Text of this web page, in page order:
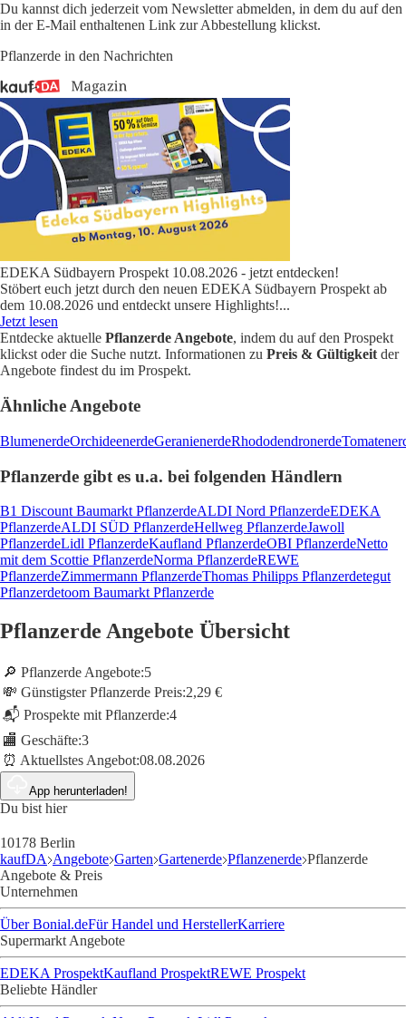
Du kannst dich jederzeit vom Newsletter abmelden, in dem du auf den
in der E-Mail enthaltenen Link zur Abbestellung klickst.
Pflanzerde in den Nachrichten
EDEKA Südbayern Prospekt 10.08.2026 - jetzt entdecken!
Stöbert euch jetzt durch den neuen EDEKA Südbayern Prospekt ab
dem 10.08.2026 und entdeckt unsere Highlights!...
Jetzt lesen
Entdecke aktuelle Pflanzerde Angebote, indem du auf den Prospekt
klickst oder die Suche nutzt. Informationen zu Preis & Gültigkeit der
Angebote findest du im Prospekt.
Ähnliche Angebote
BlumenerdeOrchideenerdeGeranienerdeRhododendronerde
Pflanzerde gibt es u.a. bei folgenden Händlern
B1 Discount Baumarkt PflanzerdeALDI Nord PflanzerdeEDEKA
PflanzerdeALDI SÜD PflanzerdeHellweg PflanzerdeJawoll
PflanzerdeLidl PflanzerdeKaufland PflanzerdeOBI PflanzerdeNetto
mit dem Scottie PflanzerdeNorma PflanzerdeREWE
PflanzerdeZimmermann PflanzerdeThomas Philipps Pflanzerdetegut
Pflanzerdetoom Baumarkt Pflanzerde
Pflanzerde Angebote Übersicht
🔎 Pflanzerde Angebote:5
💸 Günstigster Pflanzerde Preis:2,29 €
📬 Prospekte mit Pflanzerde:4
🏬 Geschäfte:3
⏰ Aktuellstes Angebot:08.08.2026
App herunterladen!
Du bist hier
10178 Berlin
kaufDA Angebote Garten Gartenerde Pflanzenerde Pflanzerde
Angebote & Preis
Unternehmen
Über Bonial.deFür Handel und HerstellerKarriere
Supermarkt Angebote
EDEKA ProspektKaufland ProspektREWE Prospekt
Beliebte Händler